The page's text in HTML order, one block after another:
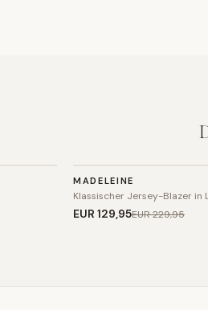
SALE
MADELEINE
Klassischer Jersey-Blazer in
EUR 129,95EUR 229,95